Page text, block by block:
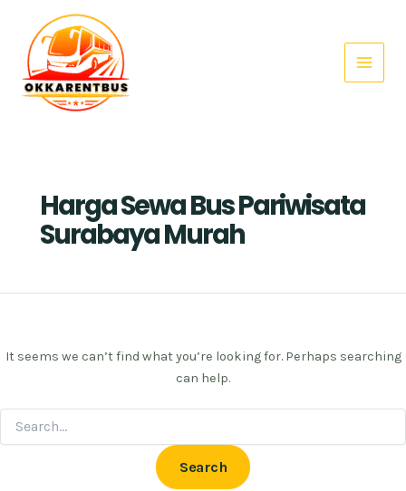
content
Menu
Harga Sewa Bus Pariwisata
Surabaya Murah
It seems we can’t find what you’re looking for. Perhaps searching
can help.